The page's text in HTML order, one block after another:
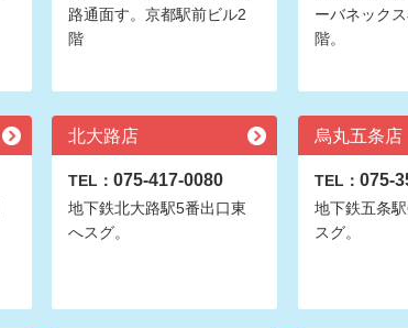
路通面す。京都駅前ビル2
階
ーバネック
階。
北大路店
TEL： 075-417-0080
地下鉄北大路駅5番出口東
へスグ。
烏丸五条店
TEL： 075-
地下鉄五条
スグ。